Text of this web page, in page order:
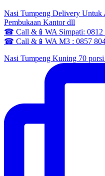
Nasi Tumpeng Delivery Untuk
Pembukaan Kantor dll
☎ Call &📱WA Simpati: 0812
☎ Call &📱WA M3 : 0857
Nasi Tumpeng Kuning 70